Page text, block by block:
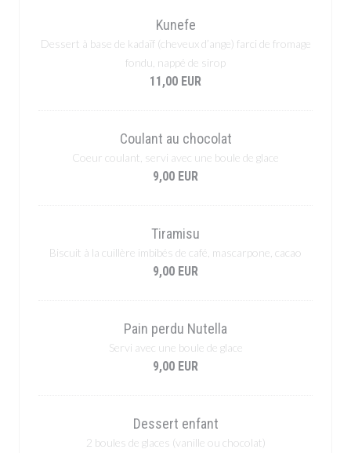
Kunefe
Dessert à base de kadaïf (cheveux d’ange) farci de fromage
fondu, nappé de sirop
11,00 EUR
Coulant au chocolat
Coeur coulant, servi avec une boule de glace
9,00 EUR
Tiramisu
Biscuit à la cuillère imbibés de café, mascarpone, cacao
9,00 EUR
Pain perdu Nutella
Servi avec une boule de glace
9,00 EUR
Dessert enfant
2 boules de glaces (vanille ou chocolat)